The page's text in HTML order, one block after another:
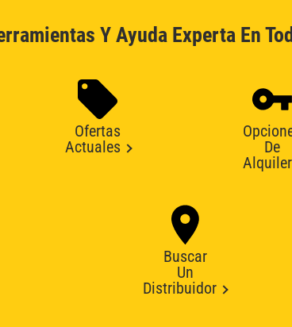
Y Ayuda Experta En
Ofertas
Actuales
De
Alquiler
Buscar
Un
Distribuidor